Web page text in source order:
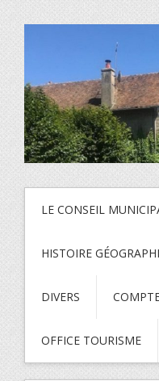
LE CONSEIL
HISTOIRE
DIVERS
OFFICE TOURISME